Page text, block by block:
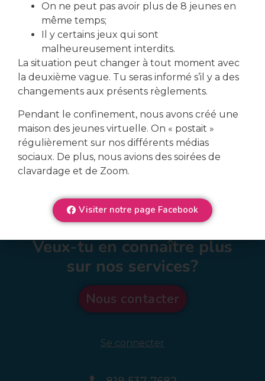
Partager cet événement
Veux-tu en connaître plus
sur nos services?
Nous contacter
Se connecter
On ne peut pas avoir plus de 8 jeunes en
même temps;
Il y certains jeux qui sont
malheureusement interdits.
La situation peut changer à tout moment avec
la deuxième vague. Tu seras informé s’il y a des
changements aux présents règlements.
Pendant le confinement, nous avons créé une
maison des jeunes virtuelle. On « postait »
régulièrement sur nos différents médias
sociaux. De plus, nous avions des soirées de
clavardage et de Zoom.
Visiter notre page Facebook